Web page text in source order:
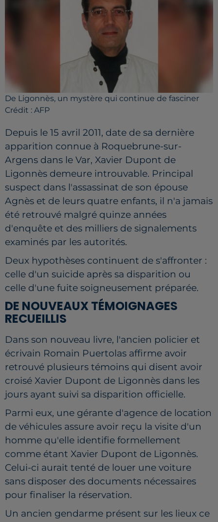
De Ligonnès, un mystère qui continue de fasciner
Crédit : AFP
Depuis le 15 avril 2011, date de sa dernière
apparition connue à Roquebrune-sur-
Argens dans le Var, Xavier Dupont de
Ligonnès demeure introuvable. Principal
suspect dans l'assassinat de son épouse
Agnès et de leurs quatre enfants, il n'a jamais
été retrouvé malgré quinze années
d'enquête et des milliers de signalements
examinés par les autorités.
Deux hypothèses continuent de s'affronter :
celle d'un suicide après sa disparition ou
celle d'une fuite soigneusement préparée.
DE NOUVEAUX TÉMOIGNAGES
RECUEILLIS
Dans son nouveau livre, l'ancien policier et
écrivain Romain Puertolas affirme avoir
retrouvé plusieurs témoins qui disent avoir
croisé Xavier Dupont de Ligonnès dans les
jours ayant suivi sa disparition officielle.
Parmi eux, une gérante d'agence de location
de véhicules assure avoir reçu la visite d'un
homme qu'elle identifie formellement
comme étant Xavier Dupont de Ligonnès.
Celui-ci aurait tenté de louer une voiture
sans disposer des documents nécessaires
pour finaliser la réservation.
Un ancien gendarme présent sur les lieux ce